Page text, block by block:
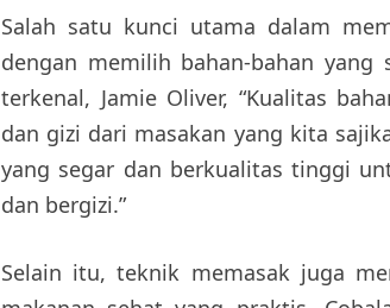
Salah satu kunci utama dalam
dengan memilih bahan-bahan
terkenal, Jamie Oliver, “Kualitas
dan gizi dari masakan yang kita
yang segar dan berkualitas tinggi
dan bergizi.”
Selain itu, teknik memasak juga